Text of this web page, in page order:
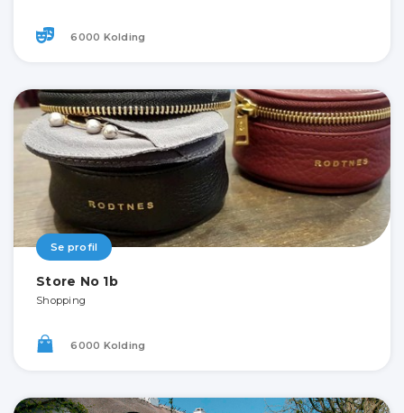
6000 Kolding
Se profil
Store No 1b
Shopping
6000 Kolding